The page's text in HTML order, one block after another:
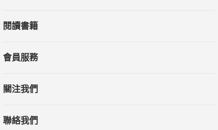
閱讀書籍
會員服務
關注我們
聯絡我們